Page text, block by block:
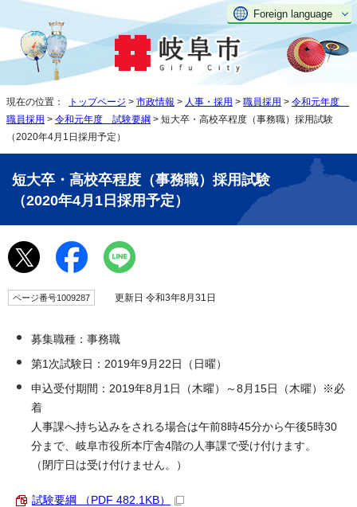
Foreign language
現在の位置： トップページ > 市政情報 > 人事・採用 > 職員採用 > 令和元年度
職員採用 > 令和元年度 試験要綱 > 短大卒・高校卒程度（事務職）採用試験
（2020年4月1日採用予定）
短大卒・高校卒程度（事務職）採用試験
（2020年4月1日採用予定）
ページ番号1009287 更新日 令和3年8月31日
募集職種：事務職
第1次試験日：2019年9月22日（日曜）
申込受付期間：2019年8月1日（木曜）～8月15日（木曜）※必
着
人事課へ持ち込みをされる場合は午前8時45分から午後5時30
分まで、岐阜市役所本庁舎4階の人事課で受け付けます。
（閉庁日は受け付けません。）
試験要綱 （PDF 482.1KB）